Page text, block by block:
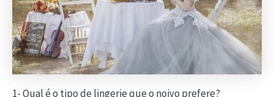
1- Qual é o tipo de lingerie que o noivo prefere?